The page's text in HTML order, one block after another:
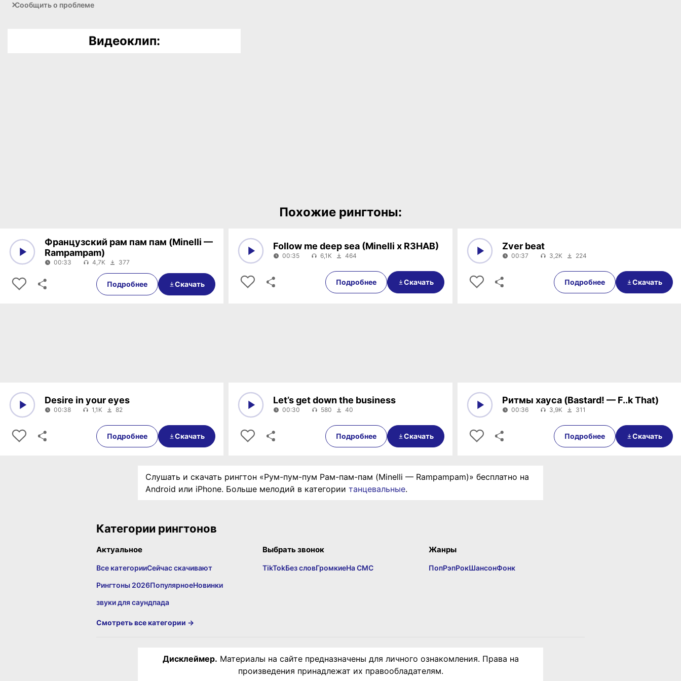
Сообщить о проблеме
Видеоклип:
Похожие рингтоны:
00:33
Французский рам пам пам (Minelli —
Rampampam)
00:33 4,7K 377
Подробнее Скачать
00:35
Follow me deep sea (Minelli x R3HAB)
00:35 6,1K 464
Подробнее Скачать
00:37
Zver beat
00:37 3,2K 224
Подробнее Скачать
00:38
Desire in your eyes
00:38 1,1K 82
Подробнее Скачать
00:30
Let’s get down the business
00:30 580 40
Подробнее Скачать
00:36
Ритмы хауса (Bastard! — F..k That)
00:36 3,9K 311
Подробнее Скачать
Слушать и скачать рингтон «Рум-пум-пум Рам-пам-пам (Minelli — Rampampam)» бесплатно на
Android или iPhone. Больше мелодий в категории танцевальные.
Категории рингтонов
Актуальное
Все категорииСейчас скачивают
Рингтоны 2026ПопулярноеНовинки
звуки для саундпада
Выбрать звонок
TikTokБез словГромкиеНа СМС
Жанры
ПопРэпРокШансонФонк
Смотреть все категории →
Дисклеймер. Материалы на сайте предназначены для личного ознакомления. Права на
произведения принадлежат их правообладателям.